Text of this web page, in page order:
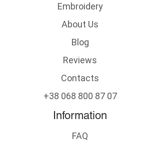
Embroidery
About Us
Blog
Reviews
Contacts
+38 068 800 87 07
Information
FAQ